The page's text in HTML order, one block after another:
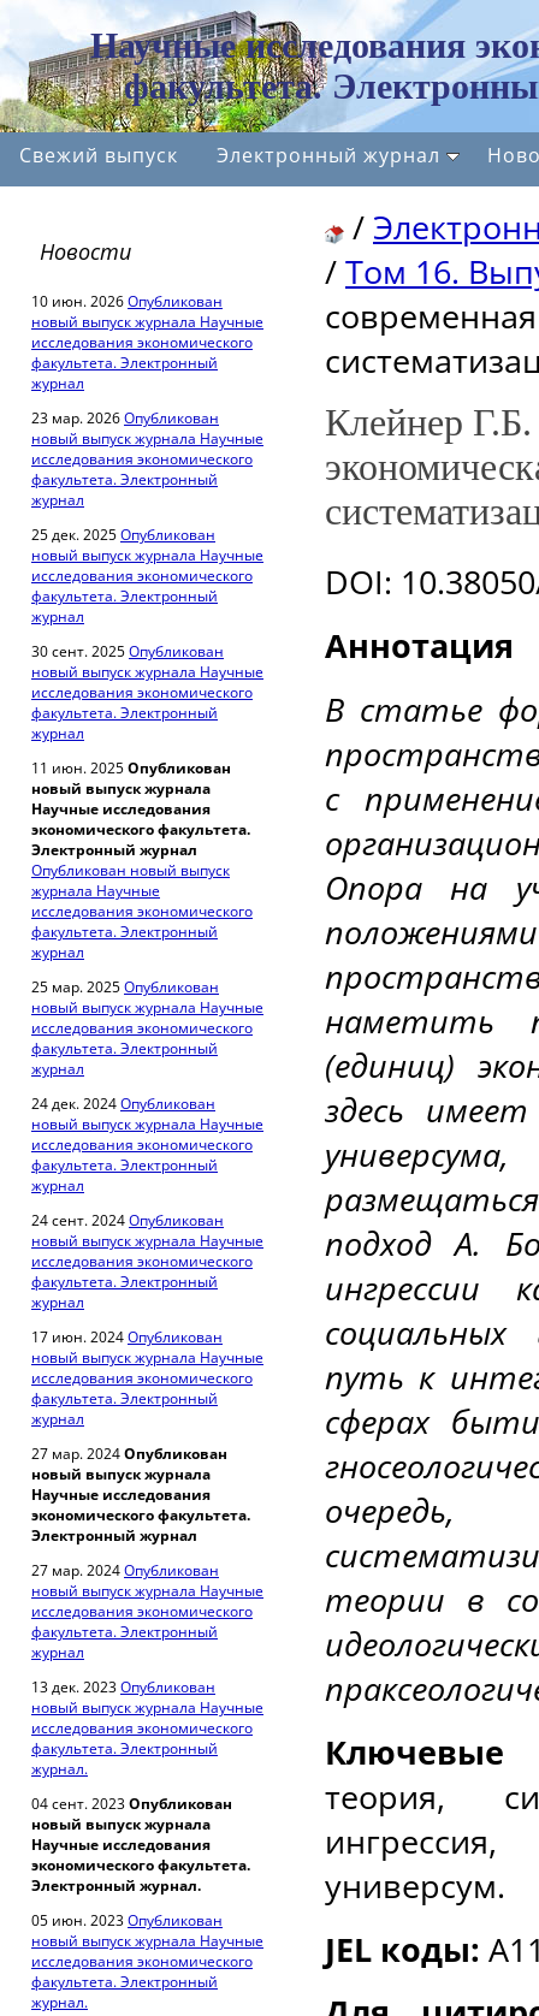
Научные исследования
факультета.
Свежий выпуск Электронный журнал
Новости
10 июн. 2026Опубликован
новый выпуск журнала Научные
исследования экономического
факультета. Электронный
журнал
23 мар. 2026Опубликован
новый выпуск журнала Научные
исследования экономического
факультета. Электронный
журнал
25 дек. 2025Опубликован
новый выпуск журнала Научные
исследования экономического
факультета. Электронный
журнал
30 сент. 2025Опубликован
новый выпуск журнала Научные
исследования экономического
факультета. Электронный
журнал
11 июн. 2025Опубликован
новый выпуск журнала
Научные исследования
экономического факультета.
Электронный журнал
Опубликован новый выпуск
журнала Научные
исследования экономического
факультета. Электронный
журнал
25 мар. 2025Опубликован
новый выпуск журнала Научные
исследования экономического
факультета. Электронный
журнал
24 дек. 2024Опубликован
новый выпуск журнала Научные
исследования экономического
факультета. Электронный
журнал
24 сент. 2024Опубликован
новый выпуск журнала Научные
исследования экономического
факультета. Электронный
журнал
17 июн. 2024Опубликован
новый выпуск журнала Научные
исследования экономического
факультета. Электронный
журнал
27 мар. 2024Опубликован
новый выпуск журнала
Научные исследования
экономического факультета.
Электронный журнал
27 мар. 2024Опубликован
новый выпуск журнала Научные
исследования экономического
факультета. Электронный
журнал
13 дек. 2023Опубликован
новый выпуск журнала Научные
исследования экономического
факультета. Электронный
журнал.
04 сент. 2023Опубликован
новый выпуск журнала
Научные исследования
экономического факультета.
Электронный журнал.
05 июн. 2023Опубликован
новый выпуск журнала Научные
исследования экономического
факультета. Электронный
журнал.
/
/Том 16.
Клейнер
DOI:
Аннотация
В статье
с
Опора на
наметить
(единиц)
здесь
подход А.
ингрессии
путь к
сферах
теории в
Ключевые
теория,
универсум.
JEL коды: A